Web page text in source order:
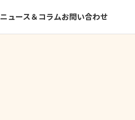
ニュース＆コラムお問い合わせ